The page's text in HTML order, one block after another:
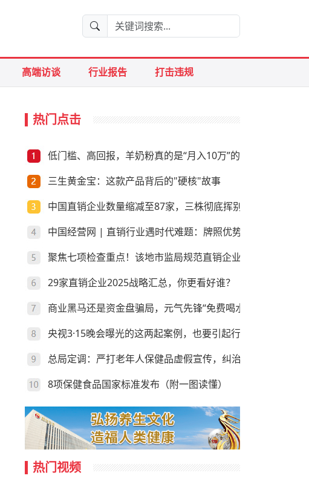
高端访谈 行业报告 打击违规
热门点击
低门槛、高回报，羊奶粉真的是“月入10万”的好生意？
三生黄金宝：这款产品背后的"硬核"故事
中国直销企业数量缩减至87家，三株彻底挥别直销
中国经营网 | 直销行业遇时代难题：牌照优势是否尚存
聚焦七项检查重点！该地市监局规范直销企业经营行为
29家直销企业2025战略汇总，你更看好谁？
商业黑马还是资金盘骗局，元气先锋“免费喝水赚钱”靠谱吗？
央视3·15晚会曝光的这两起案例，也要引起行业的足够重视
总局定调：严打老年人保健品虚假宣传，纠治违规异地执法
8项保健食品国家标准发布（附一图读懂）
热门视频